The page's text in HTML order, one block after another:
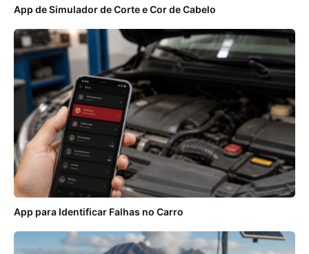
App de Simulador de Corte e Cor de Cabelo
App para Identificar Falhas no Carro